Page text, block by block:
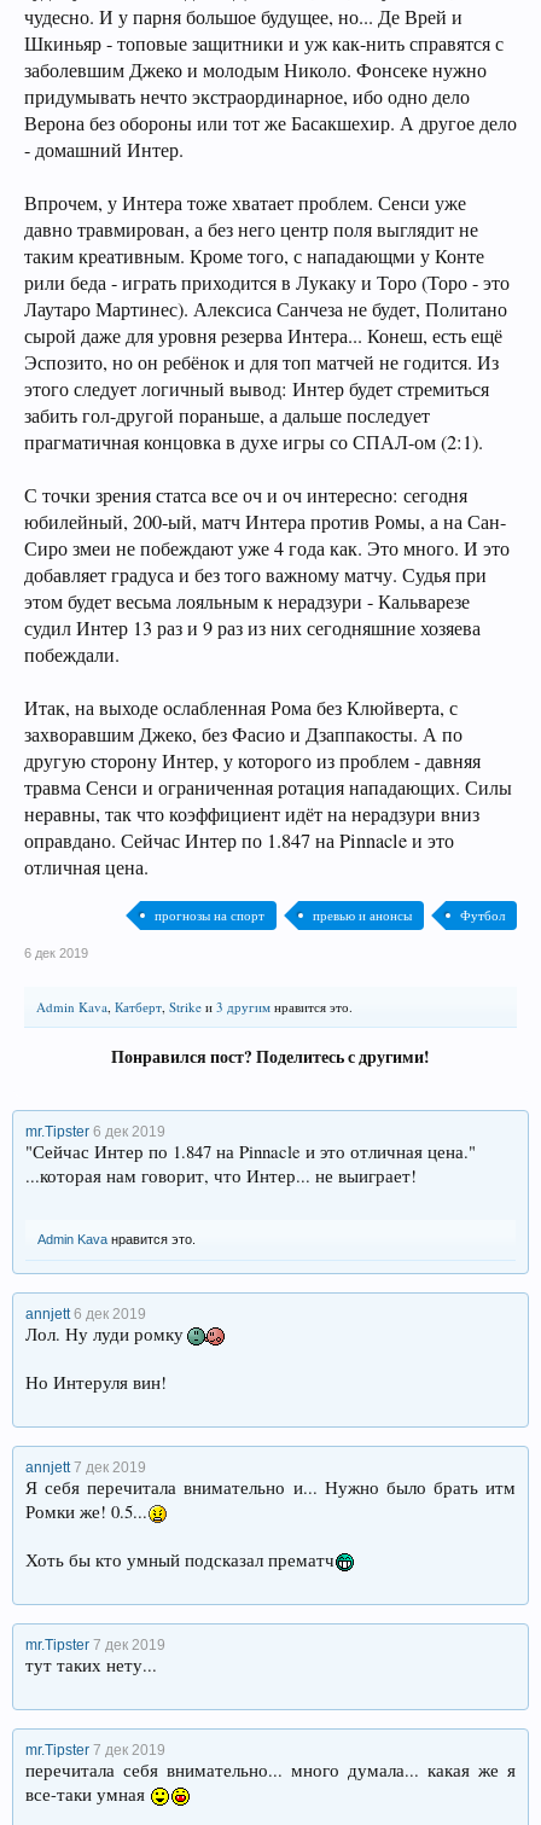
чудесно. И у парня большое будущее, но... Де Врей и
Шкиньяр - топовые защитники и уж как-нить справятся с
заболевшим Джеко и молодым Николо. Фонсеке нужно
придумывать нечто экстраординарное, ибо одно дело
Верона без обороны или тот же Басакшехир. А другое дело
- домашний Интер.
Впрочем, у Интера тоже хватает проблем. Сенси уже
давно травмирован, а без него центр поля выглядит не
таким креативным. Кроме того, с нападающми у Конте
рили беда - играть приходится в Лукаку и Торо (Торо - это
Лаутаро Мартинес). Алексиса Санчеза не будет, Политано
сырой даже для уровня резерва Интера... Конеш, есть ещё
Эспозито, но он ребёнок и для топ матчей не годится. Из
этого следует логичный вывод: Интер будет стремиться
забить гол-другой пораньше, а дальше последует
прагматичная концовка в духе игры со СПАЛ-ом (2:1).
С точки зрения статса все оч и оч интересно: сегодня
юбилейный, 200-ый, матч Интера против Ромы, а на Сан-
Сиро змеи не побеждают уже 4 года как. Это много. И это
добавляет градуса и без того важному матчу. Судья при
этом будет весьма лояльным к нерадзури - Кальварезе
судил Интер 13 раз и 9 раз из них сегодняшние хозяева
побеждали.
Итак, на выходе ослабленная Рома без Клюйверта, с
захворавшим Джеко, без Фасио и Дзаппакосты. А по
другую сторону Интер, у которого из проблем - давняя
травма Сенси и ограниченная ротация нападающих. Силы
неравны, так что коэффициент идёт на нерадзури вниз
оправдано. Сейчас Интер по 1.847 на Pinnacle и это
отличная цена.
прогнозы на спорт превью и анонсы Футбол
6 дек 2019
Admin Kava, Катберт, Strike и 3 другим нравится это.
Понравился пост? Поделитесь с другими!
mr.Tipster 6 дек 2019
"Сейчас Интер по 1.847 на Pinnacle и это отличная цена."
...которая нам говорит, что Интер... не выиграет!
Admin Kava нравится это.
annjett 6 дек 2019
Лол. Ну луди ромку
Но Интеруля вин!
annjett 7 дек 2019
Я себя перечитала внимательно и... Нужно было брать итм
Ромки же! 0.5...
Хоть бы кто умный подсказал прематч
mr.Tipster 7 дек 2019
тут таких нету...
mr.Tipster 7 дек 2019
перечитала себя внимательно... много думала... какая же я
все-таки умная